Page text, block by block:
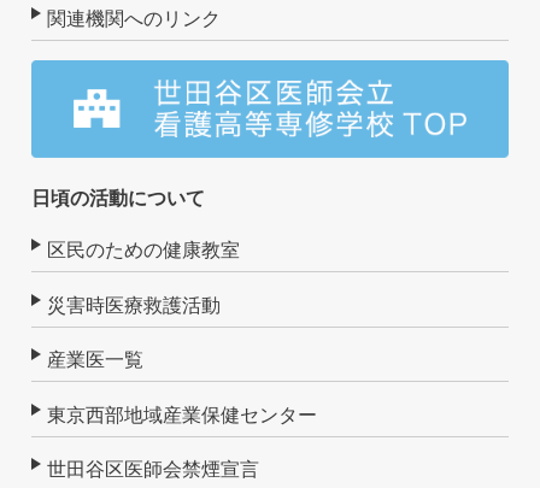
関連機関へのリンク
日頃の活動について
区民のための健康教室
災害時医療救護活動
産業医一覧
東京西部地域産業保健センター
世田谷区医師会禁煙宣言